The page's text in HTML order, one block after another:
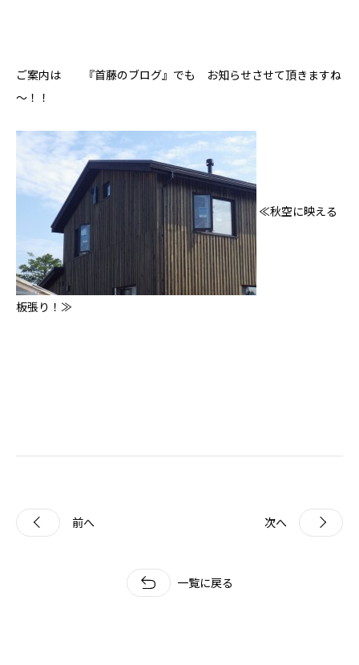
ご案内は 『首藤のブログ』でも お知らせさせて頂きますね
～！！
≪秋空に映える
板張り！≫
前へ
一覧に戻る
次へ